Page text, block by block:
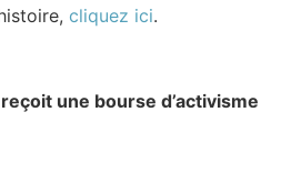
cliquez ici.
une bourse d’activisme